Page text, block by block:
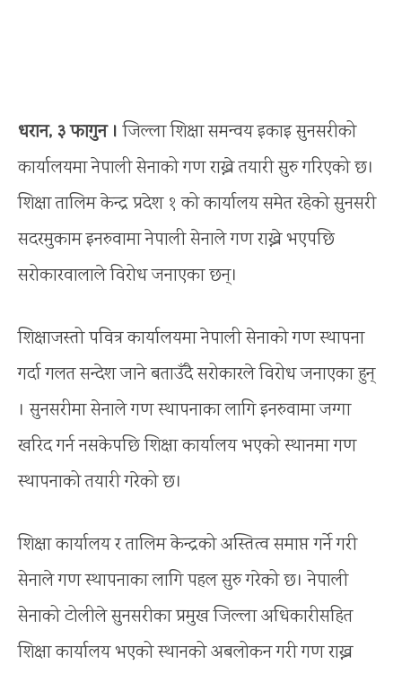
धरान, ३ फागुन । जिल्ला शिक्षा समन्वय इकाइ सुनसरीको
कार्यालयमा नेपाली सेनाको गण राख्ने तयारी सुरु गरिएको छ।
शिक्षा तालिम केन्द्र प्रदेश १ को कार्यालय समेत रहेको सुनसरी
सदरमुकाम इनरुवामा नेपाली सेनाले गण राख्ने भएपछि
सरोकारवालाले विरोध जनाएका छन्।
शिक्षाजस्तो पवित्र कार्यालयमा नेपाली सेनाको गण स्थापना
गर्दा गलत सन्देश जाने बताउँदै सरोकारले विरोध जनाएका हुन्
। सुनसरीमा सेनाले गण स्थापनाका लागि इनरुवामा जग्गा
खरिद गर्न नसकेपछि शिक्षा कार्यालय भएको स्थानमा गण
स्थापनाको तयारी गरेको छ।
शिक्षा कार्यालय र तालिम केन्द्रको अस्तित्व समाप्त गर्ने गरी
सेनाले गण स्थापनाका लागि पहल सुरु गरेको छ। नेपाली
सेनाको टोलीले सुनसरीका प्रमुख जिल्ला अधिकारीसहित
शिक्षा कार्यालय भएको स्थानको अबलोकन गरी गण राख्न